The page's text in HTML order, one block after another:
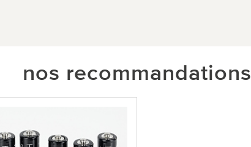
nos recommandations